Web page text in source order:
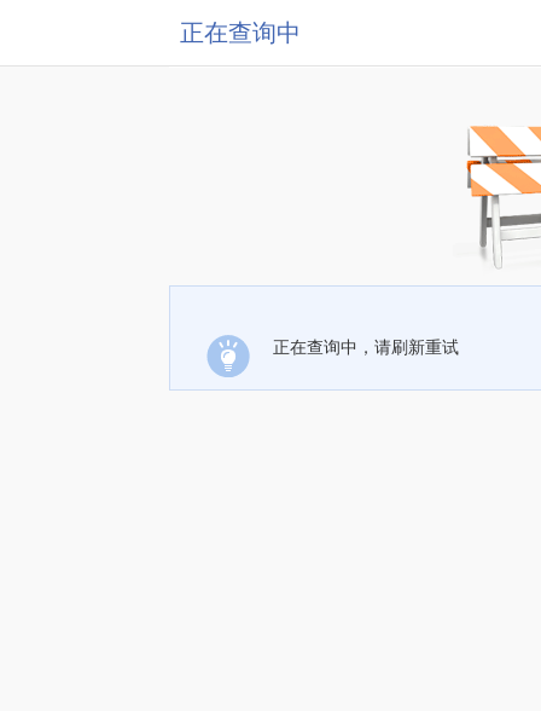
正在查询中
正在查询中，请刷新重试